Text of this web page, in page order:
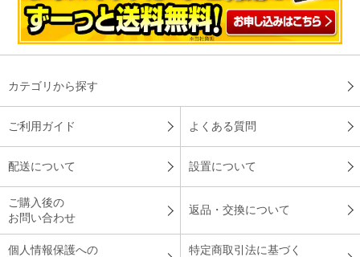
カテゴリから探す
ご利用ガイド よくある質問
配送について 設置について
ご購入後の
お問い合わせ
返品・交換について
個人情報保護への
特定商取引法に基づく